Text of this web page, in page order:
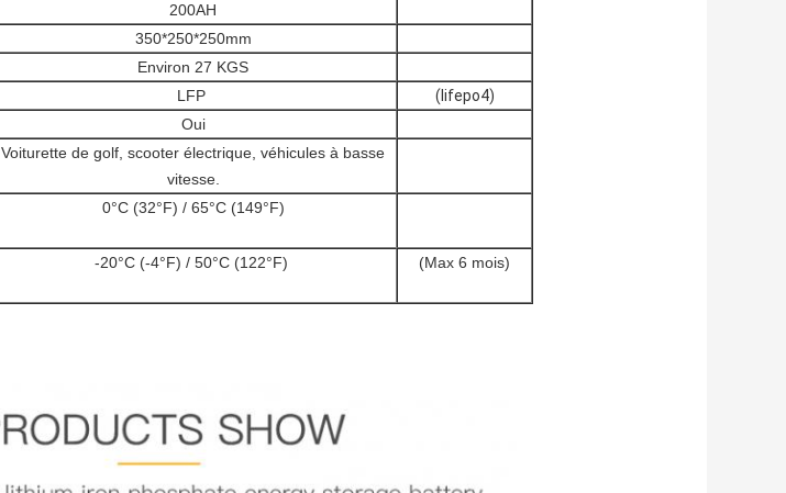
200AH
350*250*250mm
Environ 27 KGS
LFP
(lifepo4)
Oui
Voiturette de golf, scooter électrique, véhicules à basse
vitesse.
0°C (32°F) / 65°C (149°F)
-20°C (-4°F) / 50°C (122°F) (Max 6 mois)